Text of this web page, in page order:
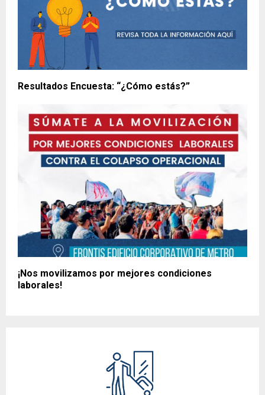
Resultados Encuesta: “¿Cómo estás?”
¡Nos movilizamos por mejores condiciones
laborales!